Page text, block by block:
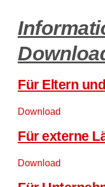
Für Eltern
Download
Für externe
Download